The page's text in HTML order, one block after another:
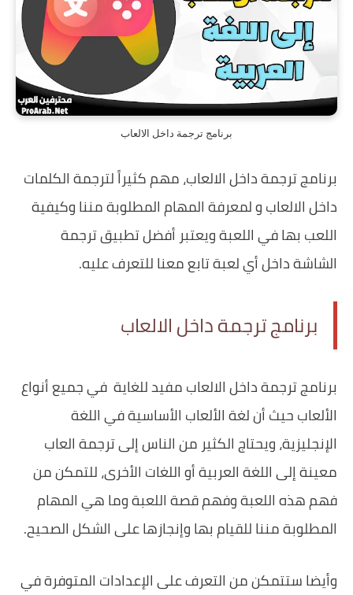
برنامج ترجمة داخل الالعاب
برنامج ترجمة داخل الالعاب، مهم كثيراً لترجمة الكلمات
داخل الالعاب و لمعرفة المهام المطلوبة مننا وكيفية
اللعب بها في اللعبة ويعتبر أفضل تطبيق ترجمة
الشاشة داخل أي لعبة تابع معنا للتعرف عليه.
برنامج ترجمة داخل الالعاب
برنامج ترجمة داخل الالعاب مفيد للغاية في جميع أنواع
الألعاب حيث أن لغة الألعاب الأساسية في اللغة
الإنجليزية، ويحتاج الكثير من الناس إلى ترجمة العاب
معينة إلى اللغة العربية أو اللغات الأخرى، للتمكن من
فهم هذه اللعبة وفهم قصة اللعبة وما هي المهام
المطلوبة مننا للقيام بها وإنجازها على الشكل الصحيح.
وأيضا ستتمكن من التعرف على الإعدادات المتوفرة في